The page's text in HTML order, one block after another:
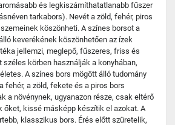
és legkiszámíthatatlanabb fűszer
tarkabors). Nevét a zöld, fehér, piros
köszönheti. A színes borsot a
keverékének köszönhetően az ízek
jellemzi, meglepő, fűszeres, friss és
széles körben használják a konyhában,
A színes bors mögött álló tudomány
fehér, a zöld, fekete és a piros bors
a növénynek, ugyanazon része, csak eltérő
őket, kissé másképp készítik el azokat. A
klasszikus bors. Érés előtt szüretelik,